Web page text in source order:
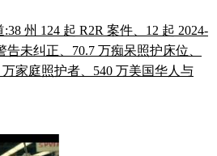
州 124 起 R2R 案件、12 起 2024-
告未纠正、70.7 万痴呆照护床位、
家庭照护者、540 万美国华人与